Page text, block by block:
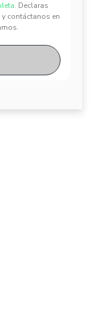
Declaras
y contáctanos en